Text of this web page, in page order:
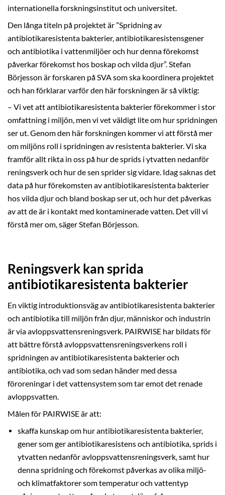
internationella forskningsinstitut och universitet.
Den långa titeln på projektet är ”Spridning av
antibiotikaresistenta bakterier, antibiotikaresistensgener
och antibiotika i vattenmiljöer och hur denna förekomst
påverkar förekomst hos boskap och vilda djur”. Stefan
Börjesson är forskaren på SVA som ska koordinera projektet
och han förklarar varför den här forskningen är så viktig:
– Vi vet att antibiotikaresistenta bakterier förekommer i stor
omfattning i miljön, men vi vet väldigt lite om hur spridningen
ser ut. Genom den här forskningen kommer vi att förstå mer
om miljöns roll i spridningen av resistenta bakterier. Vi ska
framför allt rikta in oss på hur de sprids i ytvatten nedanför
reningsverk och hur de sen sprider sig vidare. Idag saknas det
data på hur förekomsten av antibiotikaresistenta bakterier
hos vilda djur och bland boskap ser ut, och hur det påverkas
av att de är i kontakt med kontaminerade vatten. Det vill vi
förstå mer om, säger Stefan Börjesson.
Reningsverk kan sprida
antibiotikaresistenta bakterier
En viktig introduktionsväg av antibiotikaresistenta bakterier
och antibiotika till miljön från djur, människor och industrin
är via avloppsvattensreningsverk. PAIRWISE har bildats för
att bättre förstå avloppsvattensreningsverkens roll i
spridningen av antibiotikaresistenta bakterier och
antibiotika, och vad som sedan händer med dessa
föroreningar i det vattensystem som tar emot det renade
avloppsvatten.
Målen för PAIRWISE är att:
skaffa kunskap om hur antibiotikaresistenta bakterier,
gener som ger antibiotikaresistens och antibiotika, sprids i
ytvatten nedanför avloppsvattensreningsverk, samt hur
denna spridning och förekomst påverkas av olika miljö-
och klimatfaktorer som temperatur och vattentyp